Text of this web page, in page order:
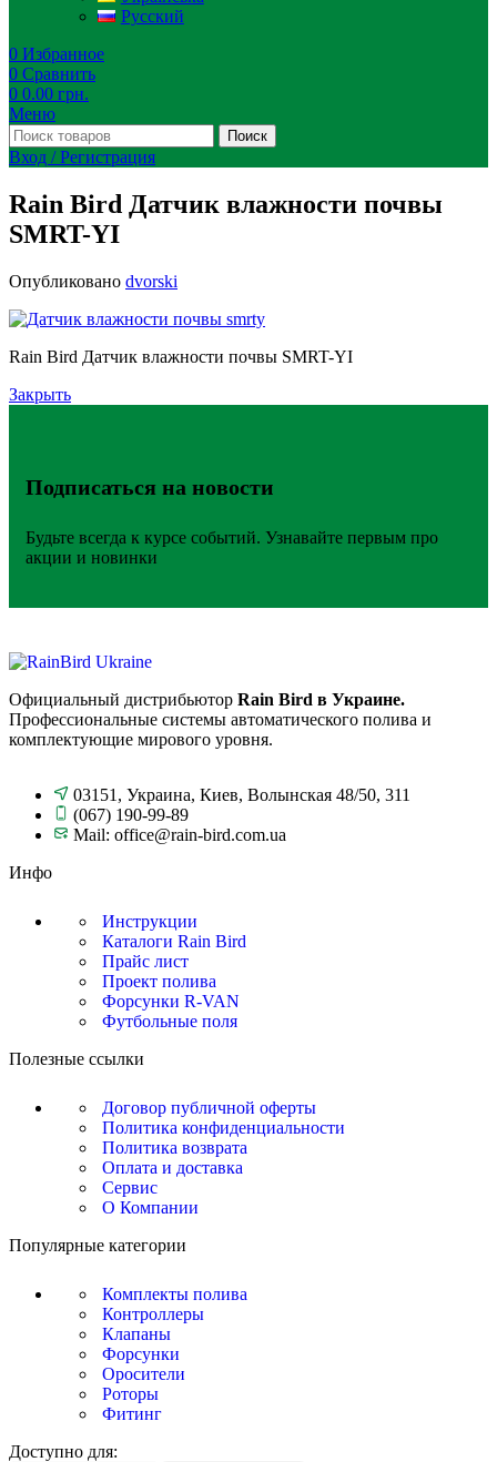
Русский
0 Избранное
0 Сравнить
0 0.00 грн.
Меню
Поиск
Вход / Регистрация
Rain Bird Датчик влажности почвы
SMRT-YI
Опубликовано dvorski
Rain Bird Датчик влажности почвы SMRT-YI
Закрыть
Подписаться на новости
Будьте всегда к курсе событий. Узнавайте первым про
акции и новинки
Официальный дистрибьютор Rain Bird в Украине.
Профессиональные системы автоматического полива и
комплектующие мирового уровня.
03151, Украина, Киев, Волынская 48/50, 311
(067) 190-99-89
Mail: office@rain-bird.com.ua
Инфо
Инструкции
Каталоги Rain Bird
Прайс лист
Проект полива
Форсунки R-VAN
Футбольные поля
Полезные ссылки
Договор публичной оферты
Политика конфиденциальности
Политика возврата
Оплата и доставка
Сервис
О Компании
Популярные категории
Комплекты полива
Контроллеры
Клапаны
Форсунки
Оросители
Роторы
Фитинг
Доступно для: